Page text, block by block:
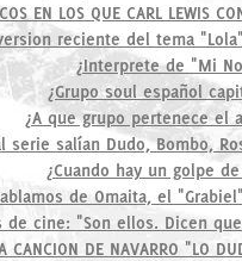
EN LOS QUE CARL LEWIS
reciente del tema
¿Interprete de "Mi
¿Grupo soul español
¿A que grupo pertenece el
serie salían Dudo, Bombo,
¿Cuando hay un golpe
de Omaita, el
de cine: "Son ellos. Dicen
CANCION DE NAVARRO "LO